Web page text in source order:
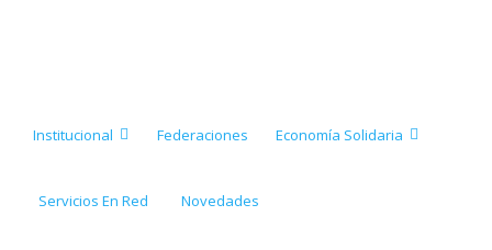
Institucional Federaciones Economía Solidaria
Servicios En Red Novedades